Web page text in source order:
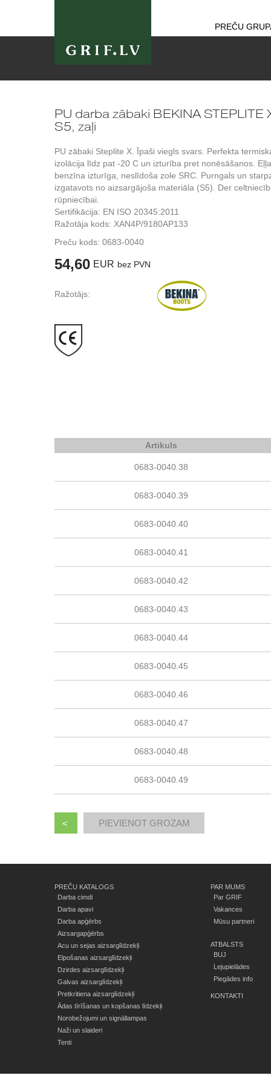
PREČU
PU darba zābaki BEKINA STEPLITE
S5, zaļi
PU zābaki Steplite X. Īpaši viegls svars. Perfekta
izolācija līdz pat -20 C un izturība pret nonēsāšanos.
benzīna izturīga, neslīdoša zole SRC. Purngals un
izgatavots no aizsargājoša materiāla (S5). Der
rūpniecībai.
Sertifikācija: EN ISO 20345:2011
Ražotāja kods: XAN4P/9180AP133
Preču kods: 0683-0040
54,60 EUR bez PVN
Ražotājs:
Artikuls
0683-0040.38
0683-0040.39
0683-0040.40
0683-0040.41
0683-0040.42
0683-0040.43
0683-0040.44
0683-0040.45
0683-0040.46
0683-0040.47
0683-0040.48
0683-0040.49
<
PREČU KATALOGS
Darba cimdi
Darba apavi
Darba apģērbs
Aizsargapģērbs
Acu un sejas aizsarglīdzekļi
Elpošanas aizsarglīdzekļi
Dzirdes aizsarglīdzekļi
Galvas aizsarglīdzekļi
Pretkritiena aizsarglīdzekļi
Ādas tīrīšanas un kopšanas līdzekļi
Norobežojumi un signāllampas
Naži un slaideri
Tenti
PAR MUMS
Par GRIF
Vakances
Mūsu partneri
ATBALSTS
BUJ
Lejupielādes
Piegādes info
KONTAKTI